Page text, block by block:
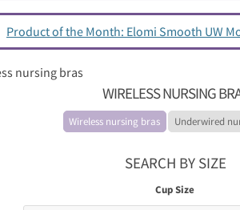
Product of the Month: Elomi Smooth UW
nursing bras
WIRELESS NURSING
Wireless nursing bras Underwired
SEARCH BY SIZE
Cup Size